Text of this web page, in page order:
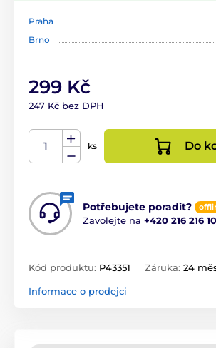
Praha
Brno
299 Kč
247 Kč bez DPH
ks Do
Potřebujete poradit?
Zavolejte na +420 216 216
Kód produktu: P43351 Záruka: 24
Informace o prodejci